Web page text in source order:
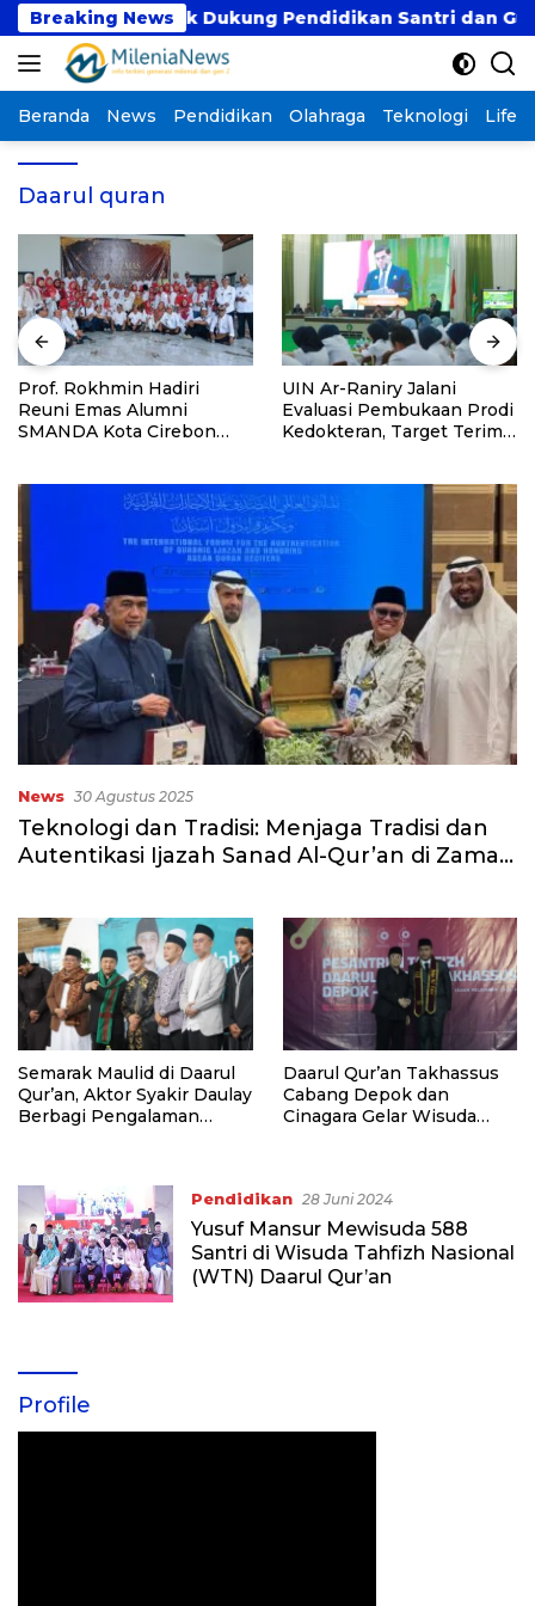
Langsung
ke
konten
Breaking News
untuk Dukung Pendidikan Santri dan Guru
Beranda News Pendidikan Olahraga Teknologi
Daarul quran
Prof. Rokhmin Hadiri
Reuni Emas Alumni
SMANDA Kota Cirebon
UIN Ar-Raniry Jalani
Evaluasi Pembukaan Prodi
Kedokteran, Target Terima
News 30 Agustus 2025
Teknologi dan Tradisi: Menjaga Tradisi dan
Autentikasi Ijazah Sanad Al-Qur’an di Zaman
Semarak Maulid di Daarul
Qur’an, Aktor Syakir Daulay
Berbagi Pengalaman
Daarul Qur’an Takhassus
Cabang Depok dan
Cinagara Gelar Wisuda
Pendidikan 28 Juni 2024
Yusuf Mansur Mewisuda 588
Santri di Wisuda Tahfizh Nasional
(WTN) Daarul Qur’an
Profile